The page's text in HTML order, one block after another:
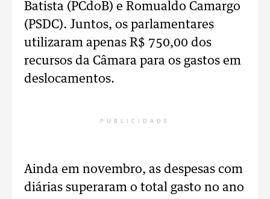
Batista (PCdoB) e Romualdo Camargo
(PSDC). Juntos, os parlamentares
utilizaram apenas R$ 750,00 dos
recursos da Câmara para os gastos em
deslocamentos.
PUBLICIDADE
Ainda em novembro, as despesas com
diárias superaram o total gasto no ano